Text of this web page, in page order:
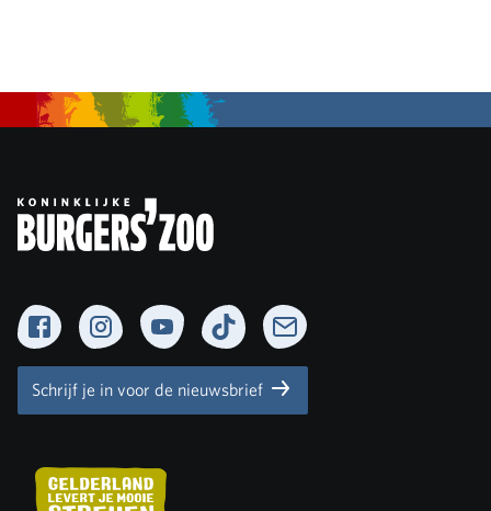
FacebookInstagramYouTubeTikTok Newsletter
Schrijf je in voor de nieuwsbrief